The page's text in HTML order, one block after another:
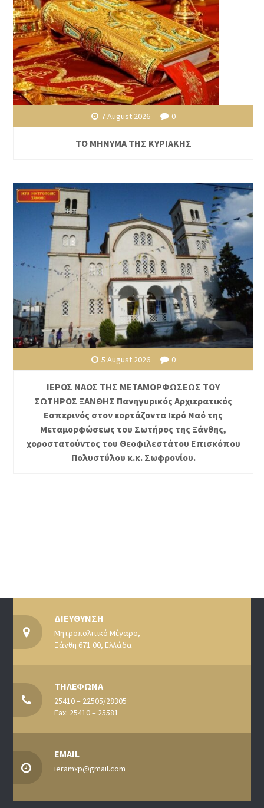
7 August 2026 0
ΤΟ ΜΗΝΥΜΑ ΤΗΣ ΚΥΡΙΑΚΗΣ
5 August 2026 0
ΙΕΡΟΣ ΝΑΟΣ ΤΗΣ ΜΕΤΑΜΟΡΦΩΣΕΩΣ ΤΟΥ
ΣΩΤΗΡΟΣ ΞΑΝΘΗΣ Πανηγυρικός Αρχιερατικός
Εσπερινός στον εορτάζοντα Ιερό Ναό της
Μεταμορφώσεως του Σωτήρος της Ξάνθης,
χοροστατούντος του Θεοφιλεστάτου Επισκόπου
Πολυστύλου κ.κ. Σωφρονίου.
ΔΙΕΥΘΥΝΣΗ
Μητροπολιτικό Μέγαρο,
Ξάνθη 671 00, Ελλάδα
ΤΗΛΕΦΩΝΑ
25410 – 22505/28305
Fax: 25410 – 25581
EMAIL
ieramxp@gmail.com